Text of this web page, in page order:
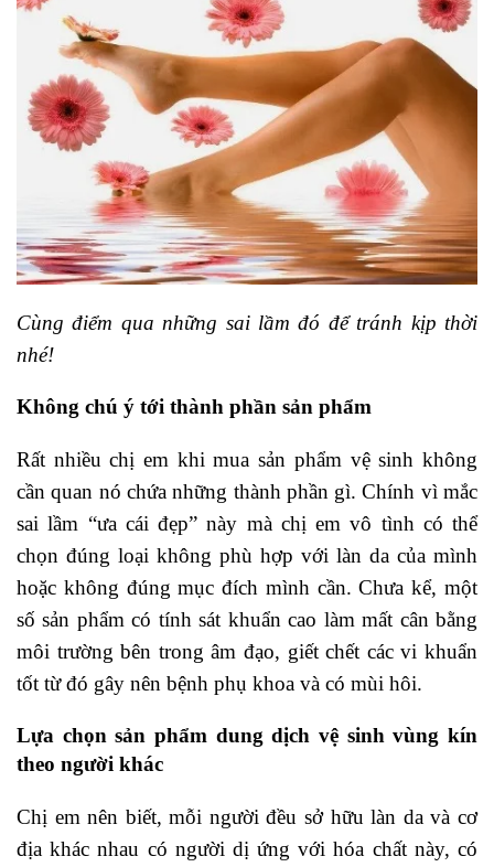
Cùng điểm qua những sai lầm đó để tránh kịp thời
nhé!
Không chú ý tới thành phần sản phẩm
Rất nhiều chị em khi mua sản phẩm vệ sinh không
cần quan nó chứa những thành phần gì. Chính vì mắc
sai lầm “ưa cái đẹp” này mà chị em vô tình có thể
chọn đúng loại không phù hợp với làn da của mình
hoặc không đúng mục đích mình cần. Chưa kể, một
số sản phẩm có tính sát khuẩn cao làm mất cân bằng
môi trường bên trong âm đạo, giết chết các vi khuẩn
tốt từ đó gây nên bệnh phụ khoa và có mùi hôi.
Lựa chọn sản phẩm dung dịch vệ sinh vùng kín
theo người khác
Chị em nên biết, mỗi người đều sở hữu làn da và cơ
địa khác nhau có người dị ứng với hóa chất này, có